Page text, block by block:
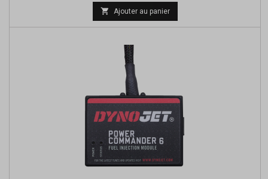
de
base
 Ajouter au panier